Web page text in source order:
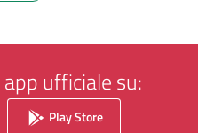
ufficiale su:
Play Store